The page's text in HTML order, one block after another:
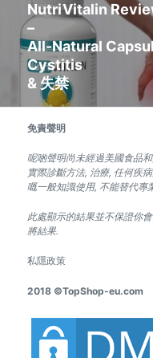
下
一
篇
文
章:
NutriVitalin
–
All-Natural
Cystitis
& 失禁
免責聲明
呢啲聲明尚未經過美國食品
實際診斷方法, 治療, 任何疾
嘅一般知識使用, 不能替代專
此處顯示的結果並不保證你
將結果.
私隱政策
2018 ©TopShop-eu.com